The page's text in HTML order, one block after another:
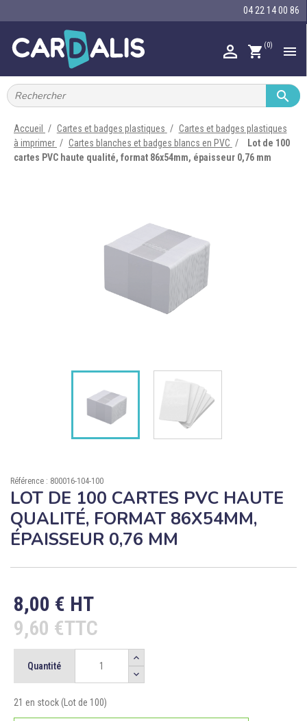
04 22 14 00 86
 shopping_cart (0) 
IMPRIMANTES À BADGES 
CARTE ET BADGE 
Contact

Accueil Cartes et badges plastiques
Cartes et badges plastiques
à imprimer
Cartes blanches et badges blancs en PVC
Lot de 100
cartes PVC haute qualité, format 86x54mm, épaisseur 0,76 mm
Référence : 800016-104-100
LOT DE 100 CARTES PVC HAUTE
QUALITÉ, FORMAT 86X54MM,
ÉPAISSEUR 0,76 MM
8,00 € HT
9,60 €TTC
Quantité
21 en stock (Lot de 100)